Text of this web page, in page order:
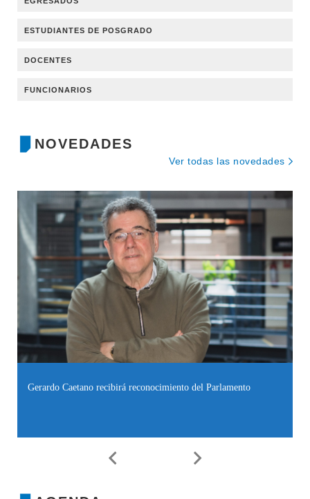
ESTUDIANTES DE POSGRADO
DOCENTES
FUNCIONARIOS
NOVEDADES
Ver todas las novedades
Gerardo Caetano recibirá reconocimiento del Parlamento